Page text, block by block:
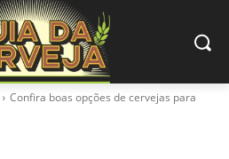
Confira boas opções de cervejas para